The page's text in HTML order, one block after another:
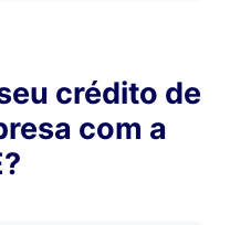
crédito de
com a